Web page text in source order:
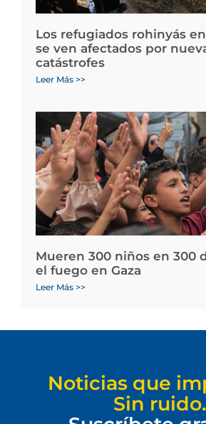
Los refugiados rohinyás
se ven afectados por
catástrofes
Leer Más >>
Mueren 300 niños en 300
el fuego en Gaza
Leer Más >>
Noticias que
Sin ruido.